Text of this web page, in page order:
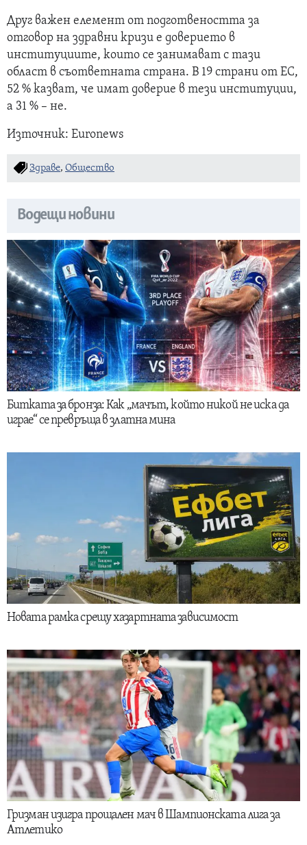
Друг важен елемент от подготвеността за
отговор на здравни кризи е доверието в
институциите, които се занимават с тази
област в съответната страна. В 19 страни от ЕС,
52 % казват, че имат доверие в тези институции,
а 31 % – не.
Източник: Euronews
Здраве, Общество
Водещи новини
Битката за бронза: Как „мачът, който никой не иска да
играе“ се превръща в златна мина
Новата рамка срещу хазартната зависимост
Гризман изигра прощален мач в Шампионската лига за
Атлетико